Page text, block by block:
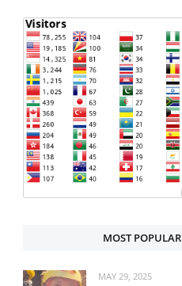
MOST POPULAR
MAY 29, 2025